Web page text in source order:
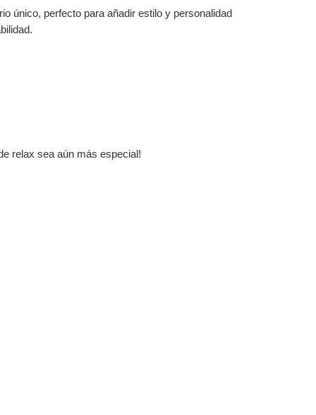
único, perfecto para añadir estilo y personalidad
relax sea aún más especial!